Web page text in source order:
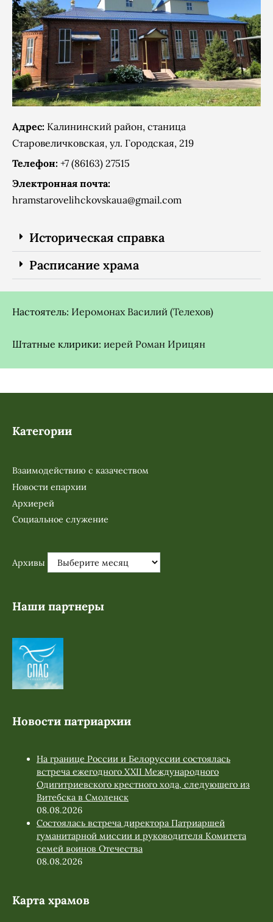
Адрес: Калининский район, станица
Старовеличковская, ул. Городская, 219
Телефон: +7 (86163) 27515
Электронная почта:
hramstarovelihckovskaua@gmail.com
Историческая справка
Расписание храма
Настоятель: Иеромонах Василий (Телехов)
Штатные клирики: иерей Роман Ирицян
Категории
Взаимодействию с казачеством
Новости епархии
Архиерей
Социальное служение
Архивы
Наши партнеры
Новости патриархии
На границе России и Белоруссии состоялась
встреча ежегодного XXII Международного
Одигитриевского крестного хода, следующего из
Витебска в Смоленск
08.08.2026
Состоялась встреча директора Патриаршей
гуманитарной миссии и руководителя Комитета
семей воинов Отечества
08.08.2026
Карта храмов